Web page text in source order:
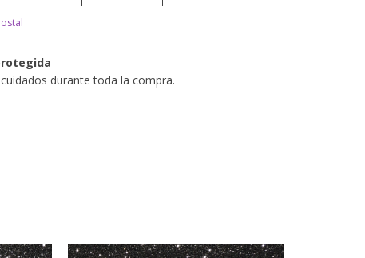
durante toda la compra.